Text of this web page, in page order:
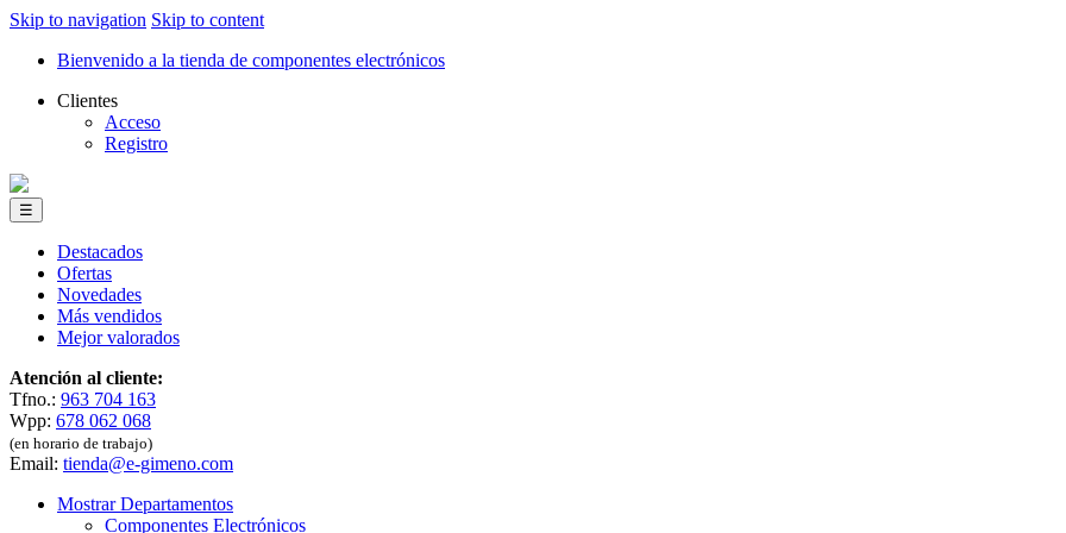
Skip to navigation Skip to content
Bienvenido a la tienda de componentes electrónicos
Clientes
Acceso
Registro
☰
Destacados
Ofertas
Novedades
Más vendidos
Mejor valorados
Atención al cliente:
Tfno.: 963 704 163
Wpp: 678 062 068
(en horario de trabajo)
Email: tienda@e-gimeno.com
Mostrar Departamentos
Componentes Electrónicos